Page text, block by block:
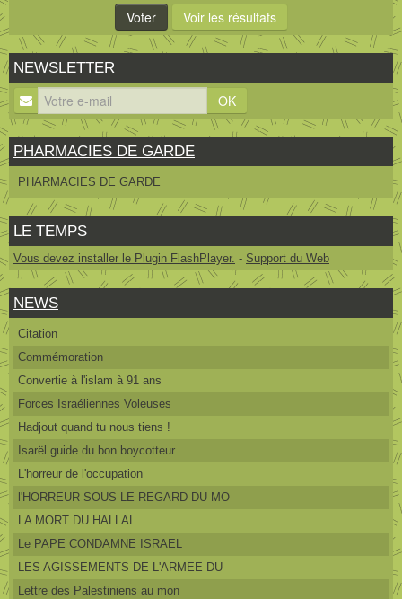
NEWSLETTER
OK
PHARMACIES DE GARDE
PHARMACIES DE GARDE
LE TEMPS
Vous devez installer le Plugin FlashPlayer. - Support du Web
NEWS
Citation
Commémoration
Convertie à l'islam à 91 ans
Forces Israéliennes Voleuses
Hadjout quand tu nous tiens !
Isarël guide du bon boycotteur
L'horreur de l'occupation
l'HORREUR SOUS LE REGARD DU MO
LA MORT DU HALLAL
Le PAPE CONDAMNE ISRAEL
LES AGISSEMENTS DE L'ARMEE DU
Lettre des Palestiniens au mon